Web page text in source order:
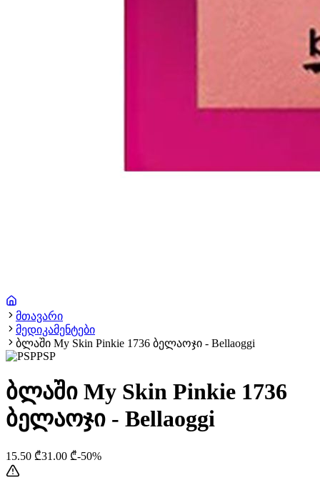
მთავარი
მედიკამენტები
ბლაში My Skin Pinkie 1736 ბელაოჯი - Bellaoggi
PSP
ბლაში My Skin Pinkie 1736
ბელაოჯი - Bellaoggi
15.50 ₾31.00 ₾-50%